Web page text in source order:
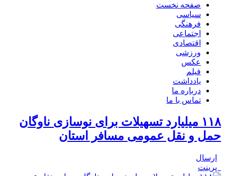
صفحه نخست
سیاسی
فرهنگی
اجتماعی
اقتصادی
ورزشی
عکس
فیلم
یادداشت
درباره ما
تماس با ما
۱۱۸ میلیارد تسهیلات برای نوسازی ناوگان
حمل و نقل عمومی مسافر استان
ارسال
پرینت